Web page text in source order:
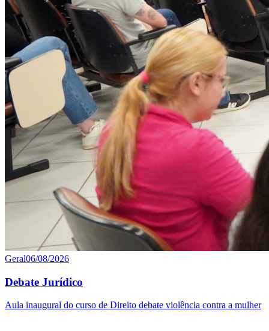
Geral06/08/2026
Debate Jurídico
Aula inaugural do curso de Direito debate violência contra a mulher